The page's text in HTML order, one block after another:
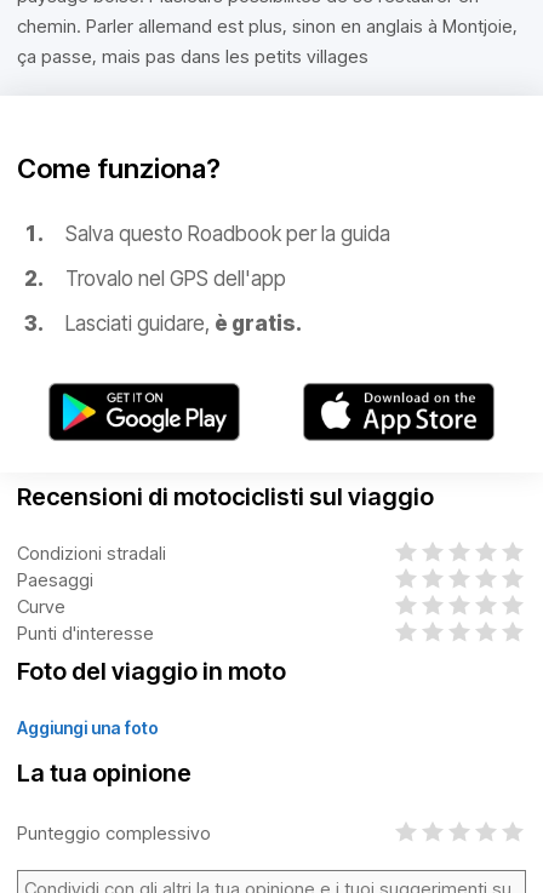
chemin. Parler allemand est plus, sinon en anglais à Montjoie,
ça passe, mais pas dans les petits villages
Come funziona?
Salva questo Roadbook per la guida
Trovalo nel GPS dell'app
Lasciati guidare, è gratis.
Recensioni di motociclisti sul viaggio
Condizioni stradali
Paesaggi
Curve
Punti d'interesse
Foto del viaggio in moto
Aggiungi una foto
La tua opinione
Punteggio complessivo